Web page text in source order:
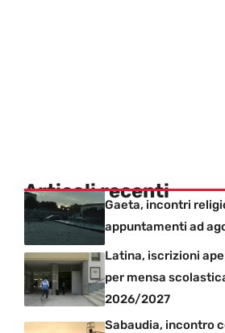
Articoli recenti
Gaeta, incontri
appuntamenti ad
Latina, iscrizioni
per mensa
2026/2027
Sabaudia, incontro